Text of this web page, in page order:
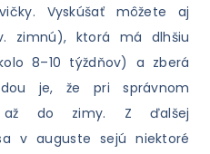
Vyskúšať môžete aj
zimnú), ktorá má dlhšiu
8–10 týždňov) a zberá
je, že pri správnom
až do zimy. Z ďalšej
v auguste sejú niektoré